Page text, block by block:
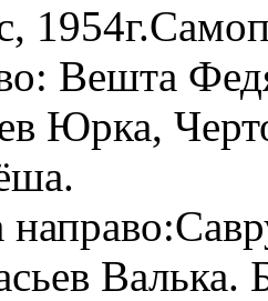
Вешта
Юрка,